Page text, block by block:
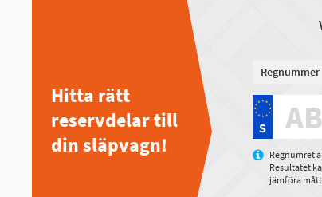
Hitta rätt
reservdelar till
din släpvagn!
Regnummer
Regnumret
Resultatet
jämföra